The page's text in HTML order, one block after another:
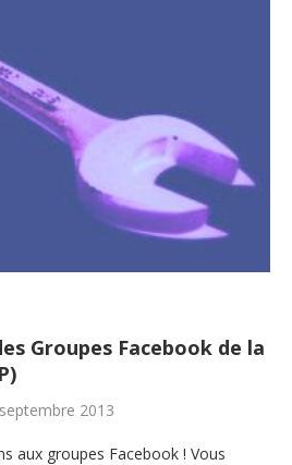
Groupes Facebook de la
2013
aux groupes Facebook ! Vous